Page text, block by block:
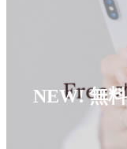
NEW! 無